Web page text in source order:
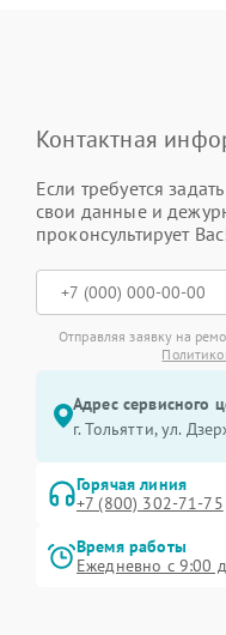
Контактная
Если требуется
свои данные и
проконсультирует
Отправляя заявку на
Адрес сервисного
г. Тольятти, ул.
Горячая линия
+7 (800) 302-71-75
Время работы
Ежедневно с 9:00